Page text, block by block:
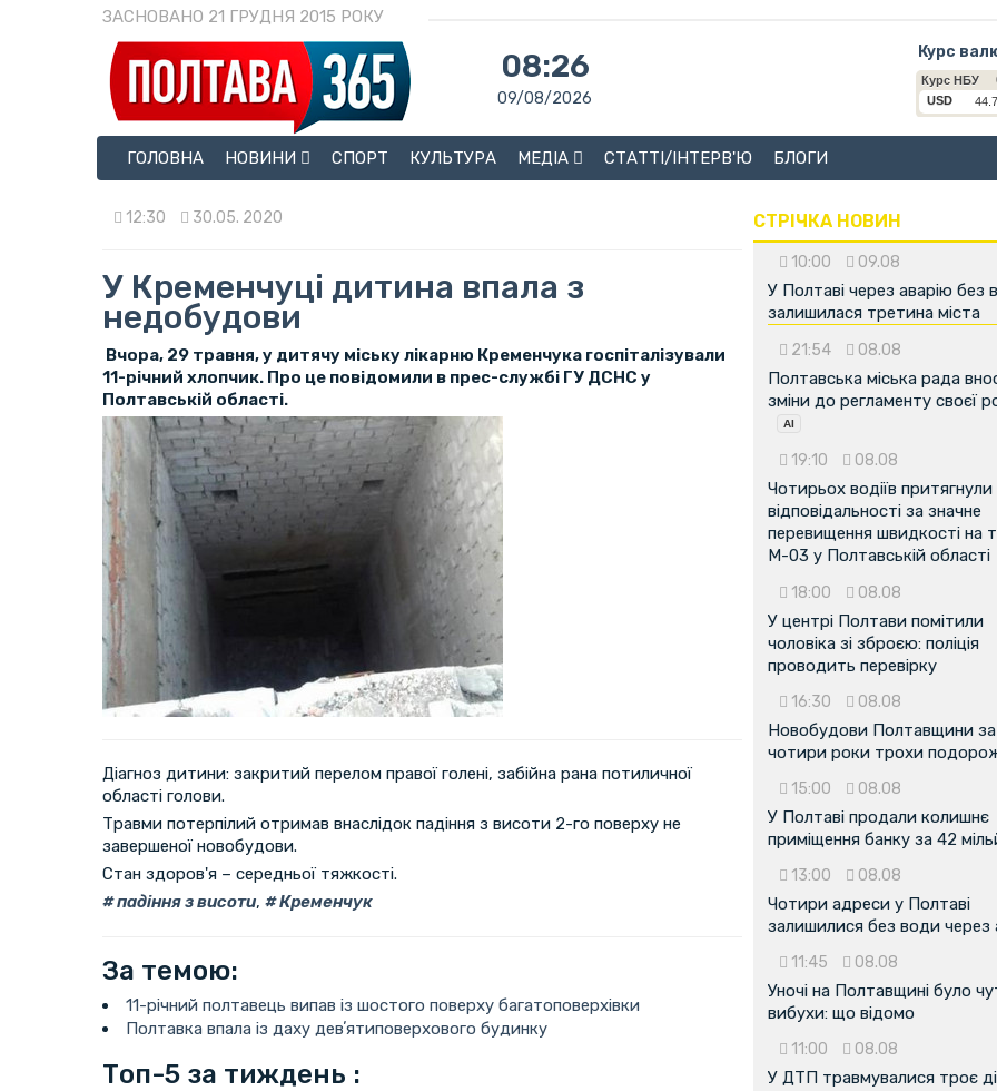
ЗАСНОВАНО 21 ГРУДНЯ 2015 РОКУ
08:26
09/08/2026
Курс
ГОЛОВНА
НОВИНИ СПОРТ КУЛЬТУРА МЕДІА СТАТТІ/ІНТЕРВ'Ю БЛОГИ
12:30 30.05. 2020
У Кременчуці дитина впала з
недобудови
Вчора, 29 травня, у дитячу міську лікарню Кременчука госпіталізували
11-річний хлопчик. Про це повідомили в прес-службі ГУ ДСНС у
Полтавській області.
Діагноз дитини: закритий перелом правої голені, забійна рана потиличної
області голови.
Травми потерпілий отримав внаслідок падіння з висоти 2-го поверху не
завершеної новобудови.
Стан здоров'я – середньої тяжкості.
падіння з висоти, Кременчук
За темою:
11-річний полтавець випав із шостого поверху багатоповерхівки
Полтавка впала із даху девʼятиповерхового будинку
Топ-5 за тиждень :
СТРІЧКА НОВИН
10:00 09.08
У Полтаві через аварію без
залишилася третина міста
21:54 08.08
Полтавська міська рада
зміни до регламенту своєї
19:10 08.08
Чотирьох водіїв
відповідальності за значне
перевищення швидкості на
М-03 у Полтавській області
18:00 08.08
У центрі Полтави помітили
чоловіка зі зброєю: поліція
проводить перевірку
16:30 08.08
Новобудови Полтавщини за
чотири роки трохи
15:00 08.08
У Полтаві продали колишнє
приміщення банку за 42
13:00 08.08
Чотири адреси у Полтаві
залишилися без води через
11:45 08.08
Уночі на Полтавщині було
вибухи: що відомо
11:00 08.08
У ДТП травмувалися троє